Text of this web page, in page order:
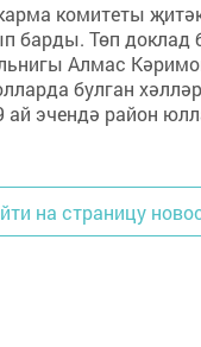
комитеты
барды. Төп доклад
Алмас
булган
ай эчендә район
на страницу